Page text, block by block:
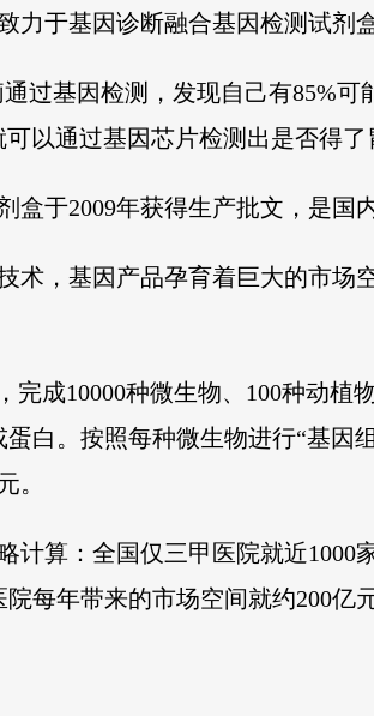
于基因诊断融合基因检测试剂
过基因检测，发现自己有85%
以通过基因芯片检测出是否得
于2009年获得生产批文，是国
术，基因产品孕育着巨大的市场
成10000种微生物、100种动植
白。按照每种微生物进行“基因
。
计算：全国仅三甲医院就近1000
每年带来的市场空间就约200亿